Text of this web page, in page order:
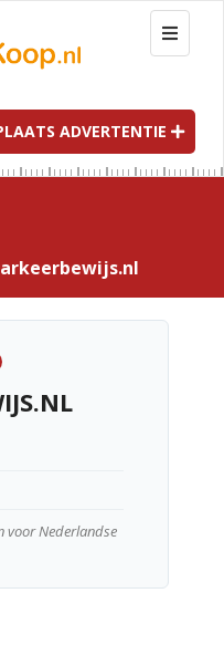
T
o
g
l
e
n
a
t
ADVERTENTIE
voor Nederlandse